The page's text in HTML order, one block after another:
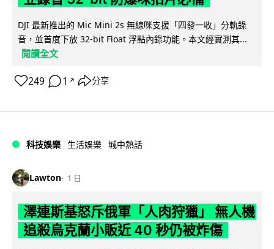
DJI 最新推出的 Mic Mini 2s 無線咪支援「四發一收」分軌錄
音，並首度下放 32-bit Float 浮點內錄功能。本文經實測其...
閱讀全文
249 1 ↗ 分享
科技娛樂 生活娛樂 城中熱話
Lawton 1 日
澤連斯基怒斥俄軍「人肉狩獵」 無人機
追殺烏克蘭小販近 40 秒仍被炸傷